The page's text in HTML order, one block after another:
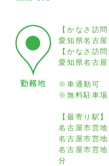
【かなさ訪
愛知県名古
【かなさ訪
愛知県名古
※車通勤可
※無料駐車場
【最寄り駅】
名古屋市営
名古屋市営
名古屋市営
分